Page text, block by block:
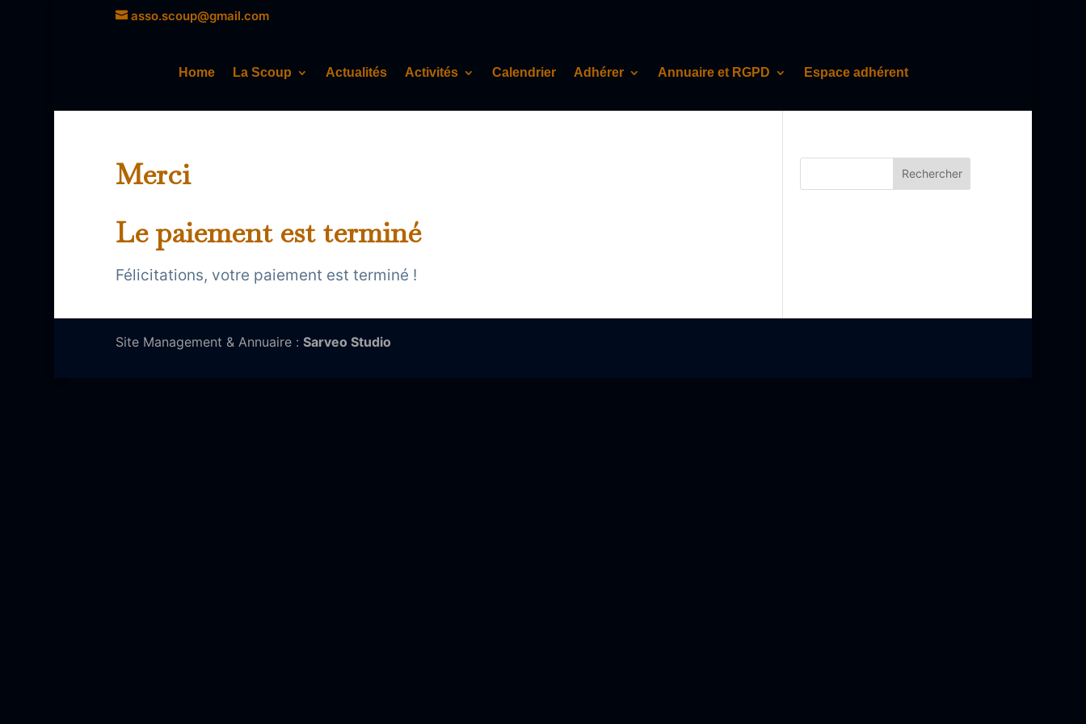
asso.scoup@gmail.com
Home La Scoup Actualités Activités Calendrier Adhérer Annuaire et RGPD Espace adhérent
Merci
Le paiement est terminé
Félicitations, votre paiement est terminé !
Site Management & Annuaire : Sarveo Studio